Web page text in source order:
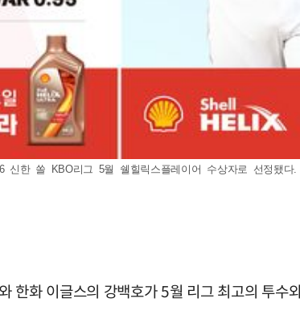
한 쏠 KBO리그 5월 쉘힐릭스플레이어 수상자로 선정됐
한화 이글스의 강백호가 5월 리그 최고의 투수